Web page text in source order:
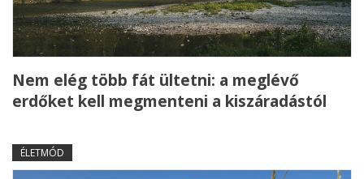
Nem elég több fát ültetni: a meglévő
erdőket kell megmenteni a kiszáradástól
ÉLETMÓD